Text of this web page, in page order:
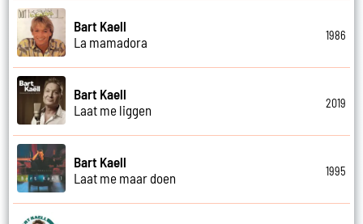
Bart Kaell
La mamadora
1986
Bart Kaell
Laat me liggen
2019
Bart Kaell
Laat me maar doen
1995